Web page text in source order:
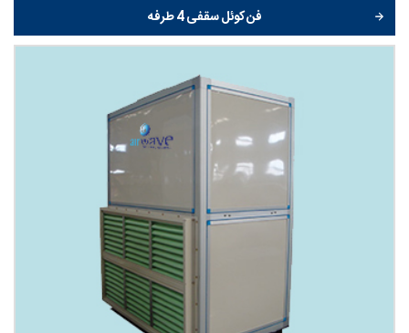
فن کوئل سقفی 4 طرفه